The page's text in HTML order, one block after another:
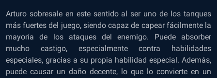
Arturo sobresale en este sentido al ser uno de los tanques
más fuertes del juego, siendo capaz de capear fácilmente la
mayoría de los ataques del enemigo. Puede absorber
mucho castigo, especialmente contra habilidades
especiales, gracias a su propia habilidad especial. Además,
puede causar un daño decente, lo que lo convierte en un